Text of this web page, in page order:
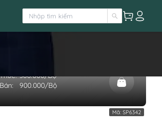
Thuê: 300.000/Bộ
Bán:
900.000/Bộ
Mã: SP6342